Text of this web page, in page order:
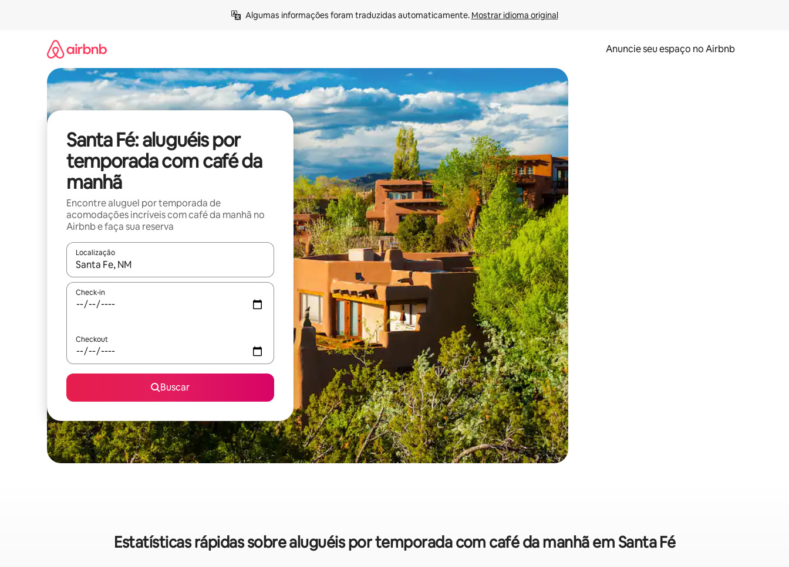
Algumas informações foram traduzidas automaticamente. Mostrar idioma original
Anuncie seu espaço no Airbnb
Santa Fé: aluguéis por
temporada com café da
manhã
Encontre aluguel por temporada de
acomodações incríveis com café da manhã no
Airbnb e faça sua reserva
Localização
Quando os resultados estiverem disponíveis, explore-os usando as seta para cima e para baixo do teclado ou tocando e deslizando o dedo na tela.
Check-in
Checkout
Buscar
Estatísticas rápidas sobre aluguéis por temporada com café da manhã em Santa Fé